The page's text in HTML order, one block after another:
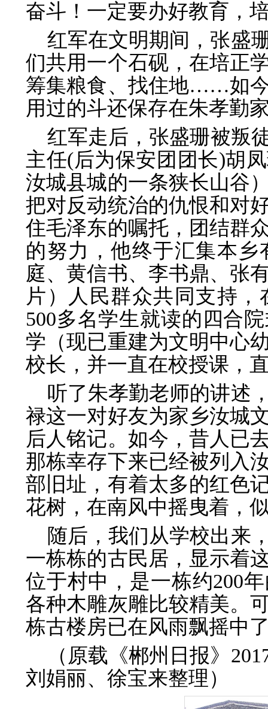
奋斗！一定要办好教育，
红军在文明期间，张盛
们共用一个石砚，在培正
筹集粮食、找住地……如
用过的斗还保存在朱孝勤
红军走后，张盛珊被叛
主任(后为保安团团长)胡
汝城县城的一条狭长山谷
把对反动统治的仇恨和对
住毛泽东的嘱托，团结群
的努力，他终于汇集本
庭、黄信书、李书鼎、张
片）人民群众共同支持
500多名学生就读的四合
学（现已重建为文明中心
校长，并一直在校授课，
听了朱孝勤老师的讲述
禄这一对好友为家乡汝城
后人铭记。如今，昔人已
那栋幸存下来已经被列入
部旧址，有着太多的红色
花树，在南风中摇曳着，
随后，我们从学校出来
一栋栋的古民居，显示着
位于村中，是一栋约200
各种木雕灰雕比较精美。
栋古楼房已在风雨飘摇中
（原载《郴州日报》
刘娟丽、徐宝来整理）